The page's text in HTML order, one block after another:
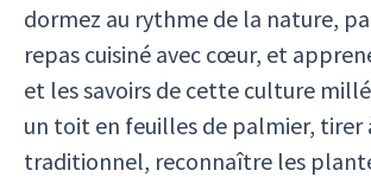
dormez au rythme de la nature,
repas cuisiné avec cœur, et
et les savoirs de cette culture
un toit en feuilles de palmier, tirer
traditionnel, reconnaître les